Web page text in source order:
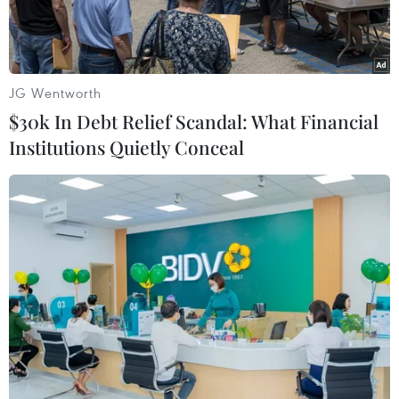
trong đó số lượng ca mắc mới tính từ ngày 25/7
đến nay là 551 ca.
Tiếp nhận và kiểm tra thân nhiệt cho các lưu học sinh để đưa về
cách ly 14 tại Khánh Hòa. (Ảnh: TTXVN phát)
Chiều 21/10, Bộ Y tế thông báo ghi nhận thêm 3
ca mắc mới COVID-19, đều là ca nhập cảnh
JG Wentworth
$30k In Debt Relief Scandal: What Financial
Institutions Quietly Conceal